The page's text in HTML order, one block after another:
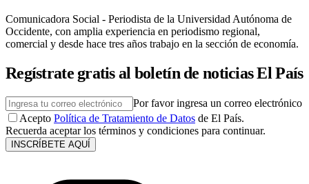
Comunicadora Social - Periodista de la Universidad Autónoma de
Occidente, con amplia experiencia en periodismo regional,
comercial y desde hace tres años trabajo en la sección de economía.
Regístrate gratis al boletín de noticias El País
Por favor ingresa un correo electrónico
Acepto Política de Tratamiento de Datos de El País.
Recuerda aceptar los términos y condiciones para continuar.
INSCRÍBETE AQUÍ